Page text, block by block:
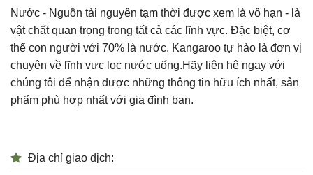
Nước - Nguồn tài nguyên tạm thời được xem là vô hạn - là
vật chất quan trọng trong tất cả các lĩnh vực. Đặc biệt, cơ
thể con người với 70% là nước. Kangaroo tự hào là đơn vị
chuyên về lĩnh vực lọc nước uống.Hãy liên hệ ngay với
chúng tôi để nhận được những thông tin hữu ích nhất, sản
phẩm phù hợp nhất với gia đình bạn.
Địa chỉ giao dịch: